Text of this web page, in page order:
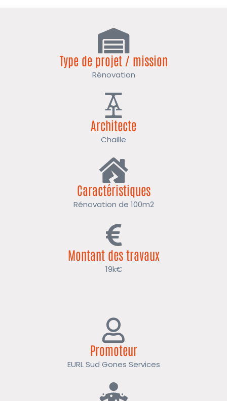
Type de projet / mission
Rénovation
Architecte
Chaille
Caractéristiques
Rénovation de 100m2
Montant des travaux
19k€
Promoteur
EURL Sud Gones Services